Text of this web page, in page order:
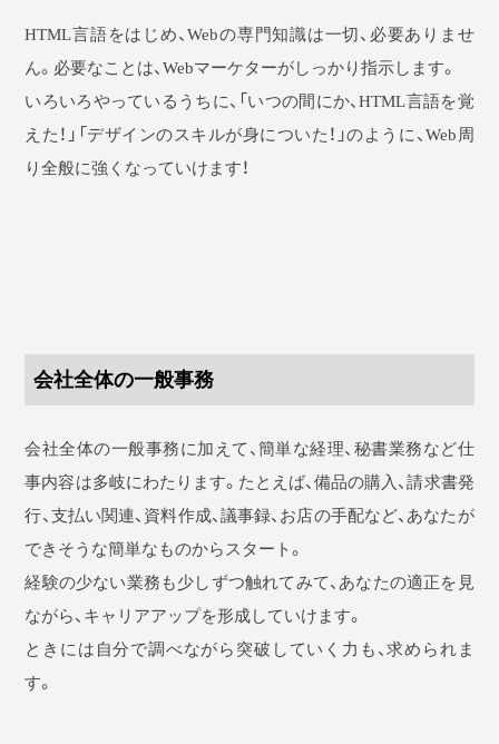
HTML言語をはじめ、Webの専門知識は一切、必要ありませ
ん。必要なことは、Webマーケターがしっかり指示します。
いろいろやっているうちに、「いつの間にか、HTML言語を覚
えた！」「デザインのスキルが身についた！」のように、Web周
り全般に強くなっていけます！
会社全体の一般事務
会社全体の一般事務に加えて、簡単な経理、秘書業務など仕
事内容は多岐にわたります。たとえば、備品の購入、請求書発
行、支払い関連、資料作成、議事録、お店の手配など、あなたが
できそうな簡単なものからスタート。
経験の少ない業務も少しずつ触れてみて、あなたの適正を見
ながら、キャリアアップを形成していけます。
ときには自分で調べながら突破していく力も、求められま
す。